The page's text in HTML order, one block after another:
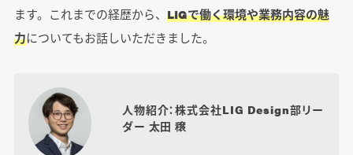
ます。これまでの経歴から、 LIGで働く環境や業務内容の魅
力についてもお話しいただきました。
人物紹介：株式会社LIG Design部リー
ダー 太田 穣